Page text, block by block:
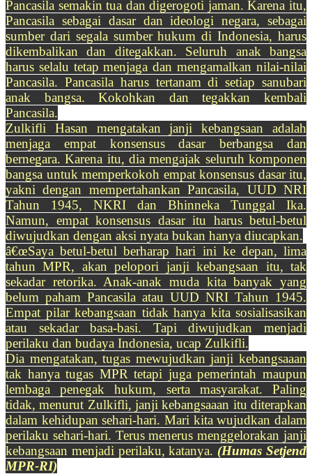
Pancasila semakin tua dan digerogoti jaman. Karena itu,
Pancasila sebagai dasar dan ideologi negara, sebagai
sumber dari segala sumber hukum di Indonesia, harus
dikembalikan dan ditegakkan. Seluruh anak bangsa
harus selalu tetap menjaga dan mengamalkan nilai-nilai
Pancasila. Pancasila harus tertanam di setiap sanubari
anak bangsa. Kokohkan dan tegakkan kembali
Pancasila.
Zulkifli Hasan mengatakan janji kebangsaan adalah
menjaga empat konsensus dasar berbangsa dan
bernegara. Karena itu, dia mengajak seluruh komponen
bangsa untuk memperkokoh empat konsensus dasar itu,
yakni dengan mempertahankan Pancasila, UUD NRI
Tahun 1945, NKRI dan Bhinneka Tunggal Ika.
Namun, empat konsensus dasar itu harus betul-betul
diwujudkan dengan aksi nyata bukan hanya diucapkan.
â€œSaya betul-betul berharap hari ini ke depan, lima
tahun MPR, akan pelopori janji kebangsaan itu, tak
sekadar retorika. Anak-anak muda kita banyak yang
belum paham Pancasila atau UUD NRI Tahun 1945.
Empat pilar kebangsaan tidak hanya kita sosialisasikan
atau sekadar basa-basi. Tapi diwujudkan menjadi
perilaku dan budaya Indonesia, ucap Zulkifli.
Dia mengatakan, tugas mewujudkan janji kebangsaaan
tak hanya tugas MPR tetapi juga pemerintah maupun
lembaga penegak hukum, serta masyarakat. Paling
tidak, menurut Zulkifli, janji kebangsaaan itu diterapkan
dalam kehidupan sehari-hari. Mari kita wujudkan dalam
perilaku sehari-hari. Terus menerus menggelorakan janji
kebangsaan menjadi perilaku, katanya. (Humas Setjend
MPR-RI)